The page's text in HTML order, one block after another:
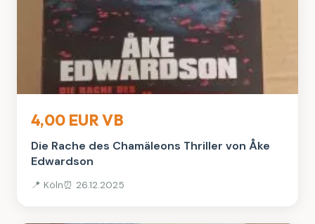
4,00 EUR VB
Die Rache des Chamäleons Thriller von Åke
Edwardson
📍 Köln⏰ 26.12.2025